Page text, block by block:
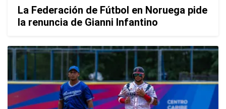
La Federación de Fútbol en Noruega pide
la renuncia de Gianni Infantino